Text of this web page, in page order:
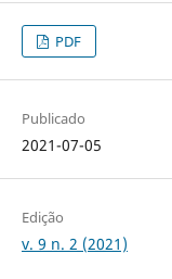
PDF
Publicado
2021-07-05
Edição
v. 9 n. 2 (2021)